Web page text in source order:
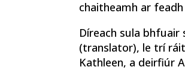
chaitheamh ar
Díreach sula bhfuair
(translator), le trí
Kathleen, a deirfiúr